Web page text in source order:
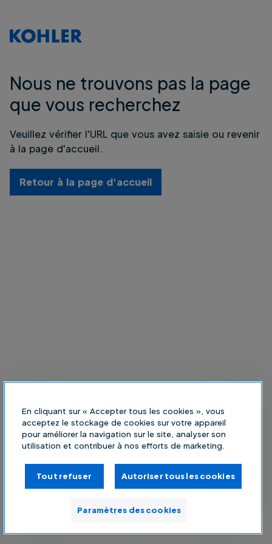
Nous ne trouvons pas la page
que vous recherchez
Veuillez vérifier l'URL que vous avez saisie ou revenir
à la page d'accueil.
Retour à la page d'accueil
En cliquant sur « Accepter tous les cookies », vous
acceptez le stockage de cookies sur votre appareil
pour améliorer la navigation sur le site, analyser son
utilisation et contribuer à nos efforts de marketing.
Tout refuser Autoriser tous les cookies
Paramètres des cookies